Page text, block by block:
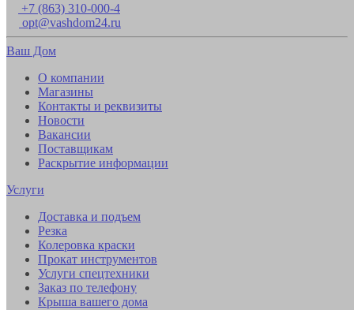
+7 (863) 310-000-4
opt@vashdom24.ru
Ваш Дом
О компании
Магазины
Контакты и реквизиты
Новости
Вакансии
Поставщикам
Раскрытие информации
Услуги
Доставка и подъем
Резка
Колеровка краски
Прокат инструментов
Услуги спецтехники
Заказ по телефону
Крыша вашего дома